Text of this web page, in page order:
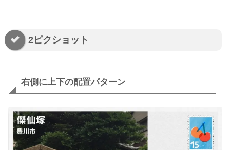
2ピクショット
右側に上下の配置パターン